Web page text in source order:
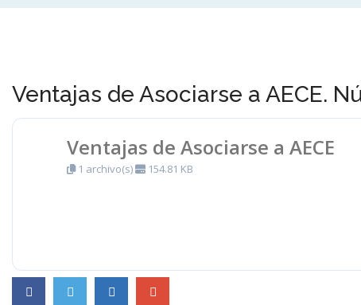
Ventajas de Asociarse a AECE.
Ventajas de Asociarse a AECE
1 archivo(s) 154.81 KB